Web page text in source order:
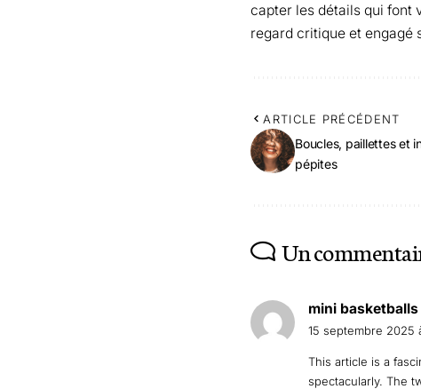
capter les détails qui font
regard critique et engagé
ARTICLE PRÉCÉDENT
Boucles, paillettes et
pépites
Un
mini basketballs
15 septembre 2025
This article is a
spectacularly. The